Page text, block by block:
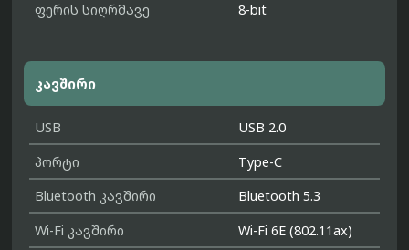
ფერის სიღრმავე
8-bit
კავშირი
USB
USB 2.0
პორტი
Type-C
Bluetooth კავშირი
Bluetooth 5.3
Wi-Fi კავშირი
Wi-Fi 6E (802.11ax)